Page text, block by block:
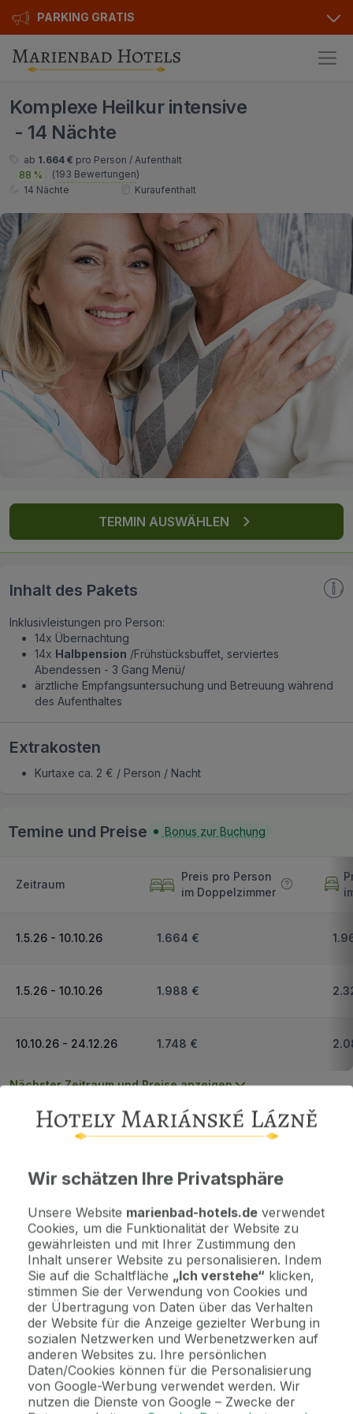
PARKING GRATIS
Hotels
Alle Hotels
Kurhotels
Golfhotels
Ensana Hotels
Orea Hotels
Angebote
Geschenkgutscheine
Bonusse
Sonderangebot
Kontakt
Kontakt
Über uns
Privat Transfer
FAQ
Komplexe Heilkur intensive
- 14 Nächte
ab 1.664 € pro Person / Aufenthalt
88 %
(193 Bewertungen)
14 Nächte
Kuraufenthalt
TERMIN AUSWÄHLEN
Inhalt des Pakets
Inklusivleistungen pro Person:
14x Übernachtung
14x Halbpension /Frühstücksbuffet, serviertes
Abendessen - 3 Gang Menü/
ärztliche Empfangsuntersuchung und Betreuung während
des Aufenthaltes
Extrakosten
Kurtaxe ca. 2 € / Person / Nacht
Temine und Preise Bonus zur Buchung
Zeitraum
Preis pro Person
im Doppelzimmer
1.5.26 - 10.10.26 1.664 €
1.5.26 - 10.10.26 1.988 €
10.10.26 - 24.12.26 1.748 €
Nächster Zeitraum und Preise anzeigen
Wichtige Informationen
Als Geschenk kaufen
Machen Sie Freude mit einem Geschenkvoucher
Jetzt bezahlen Sie gar nichts.
Die Zahlungsmodalitäten erhalten Sie zusammen mit dem Angebot
per E-Mail.
2 Gründe, bei uns zu buchen
Bonus zur Buchung
Genießen Sie Marienbad in vollen Zügen mit unseren exklusiven
Wir schätzen Ihre Privatsphäre
Unsere Website marienbad-hotels.de verwendet
Cookies, um die Funktionalität der Website zu
gewährleisten und mit Ihrer Zustimmung den
Inhalt unserer Website zu personalisieren. Indem
Sie auf die Schaltfläche „Ich verstehe“ klicken,
stimmen Sie der Verwendung von Cookies und
der Übertragung von Daten über das Verhalten
der Website für die Anzeige gezielter Werbung in
sozialen Netzwerken und Werbenetzwerken auf
anderen Websites zu. Ihre persönlichen
Daten/Cookies können für die Personalisierung
von Google-Werbung verwendet werden. Wir
nutzen die Dienste von Google – Zwecke der